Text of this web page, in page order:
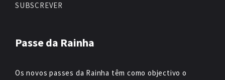
SUBSCREVER
Passe da Rainha
Os novos passes da Rainha têm como objectivo o